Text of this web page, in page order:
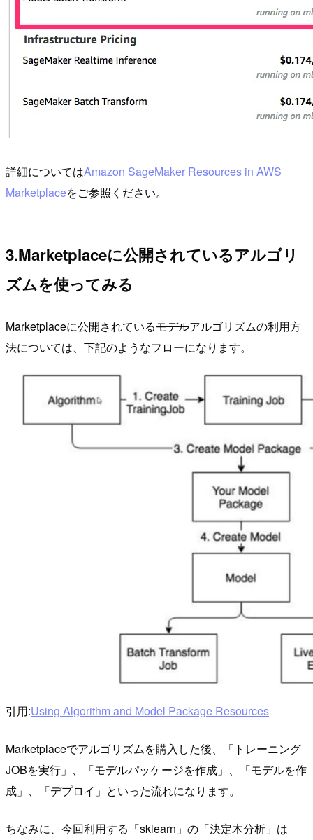
詳細についてはAmazon SageMaker Resources in AWS
Marketplaceをご参照ください。
3.Marketplaceに公開されているアルゴリ
ズムを使ってみる
Marketplaceに公開されているモデルアルゴリズムの利用方
法については、下記のようなフローになります。
引用:Using Algorithm and Model Package Resources
Marketplaceでアルゴリズムを購入した後、「トレーニング
JOBを実行」、「モデルパッケージを作成」、「モデルを作
成」、「デプロイ」といった流れになります。
ちなみに、今回利用する「sklearn」の「決定木分析」は